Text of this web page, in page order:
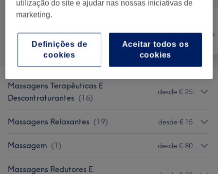
Tratamento
Corporal
Massagens Terapêuticas E
Descontraturantes (16)
desde € 25
Massagens Relaxantes (19) desde € 15
Massagem (1) desde € 80
Massagens Redutores E
utilização do site e ajudar nas nossas iniciativas de
marketing.
Aceitar todos os
cookies
Definições de
cookies